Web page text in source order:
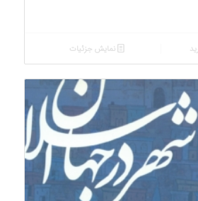
نمایش جزئیات